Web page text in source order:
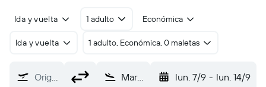
Ida y vuelta 1 adulto Económica
Ida y vuelta 1 adulto, Económica, 0 maletas
Origen Marsa Alam (RMF) lun. 7/9 - lun. 14/9